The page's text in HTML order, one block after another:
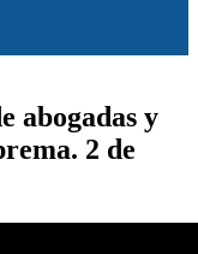
abogadas y
2 de